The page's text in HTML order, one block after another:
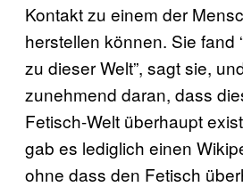
Kontakt zu einem der
herstellen können. Sie fand
zu dieser Welt”, sagt sie,
zunehmend daran, dass
Fetisch-Welt überhaupt
gab es lediglich einen
ohne dass den Fetisch